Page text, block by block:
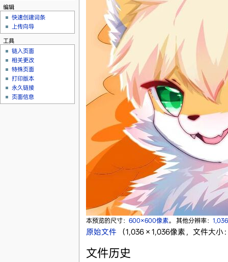
本预览的尺寸： 600×600像素。 其他分辨率：
原始文件‎ （1,036 × 1,036像素，文件大
文件历史
编辑
快速创建词条
上传向导
工具
链入页面
相关更改
特殊页面
打印版本
永久链接
页面信息